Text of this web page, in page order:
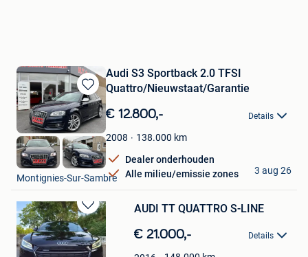
Bewaren
in
Mijn
Favorieten
Audi S3 Sportback 2.0 TFSI
Quattro/Nieuwstaat/Garantie
€ 12.800,- Details
2008 138.000 km
Dealer onderhouden
Alle milieu/emissie zones
HT AUTO
Montignies-Sur-Sambre
3 aug 26
Bewaren
in
Mijn
Favorieten
AUDI TT QUATTRO S-LINE
€ 21.000,- Details